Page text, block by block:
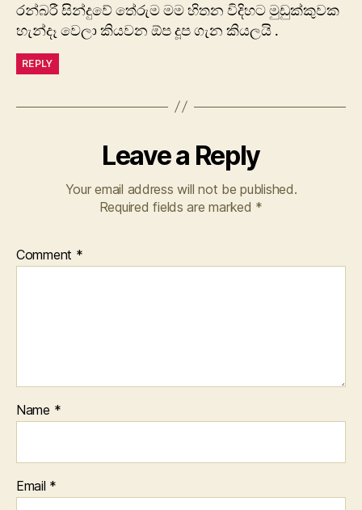
රන්බරී සින්දුවේ තේරුම මම හිතන විදිහට මුඩුක්‌කුවක
හැන්දෑ වෙලා කියවන ඕප දූප ගැන කියලයි .
REPLY
Leave a Reply
Your email address will not be published.
Required fields are marked *
Comment *
Name *
Email *